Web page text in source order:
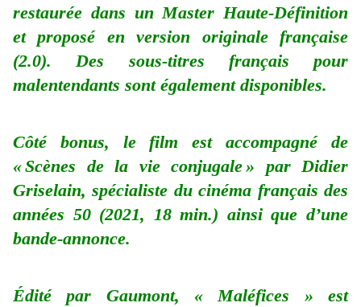
restaurée dans un Master Haute-Définition
et proposé en version originale française
(2.0). Des sous-titres français pour
malentendants sont également disponibles.
Côté bonus, le film est accompagné de
« Scènes de la vie conjugale » par Didier
Griselain, spécialiste du cinéma français des
années 50 (2021, 18 min.) ainsi que d’une
bande-annonce.
Édité par Gaumont, « Maléfices » est